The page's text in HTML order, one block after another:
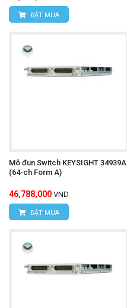
ĐẶT MUA
Mô đun Switch KEYSIGHT 34939A
(64-ch Form A)
46,788,000 VND
ĐẶT MUA